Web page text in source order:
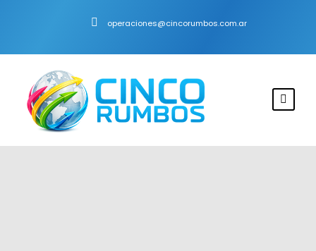
operaciones@cincorumbos.com.ar